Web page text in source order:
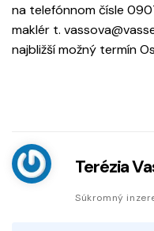
na telefónnom čísle
maklér t.
najbližší možný termín
Terézia
Súkromný